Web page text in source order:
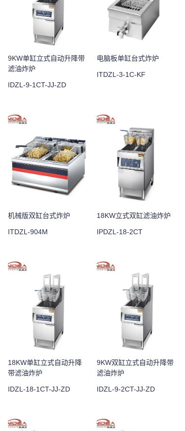
9KW单缸立式自动升降带
滤油炸炉
IDZL-9-1CT-JJ-ZD
电脑板单缸台式炸炉
ITDZL-3-1C-KF
机械版双缸台式炸炉
ITDZL-904M
18KW立式双缸滤油炸炉
IPDZL-18-2CT
18KW单缸立式自动升降
带滤油炸炉
IDZL-18-1CT-JJ-ZD
9KW双缸立式自动升降带
滤油炸炉
IDZL-9-2CT-JJ-ZD